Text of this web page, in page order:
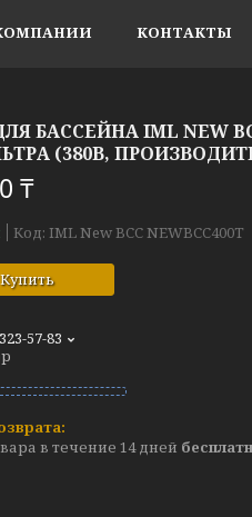
КОНТАКТЫ
БАССЕЙНА IML NEW
(380В,
₸
Код: IML New BCC NEWBCC400T
Купить
57-83
в течение 14 дней